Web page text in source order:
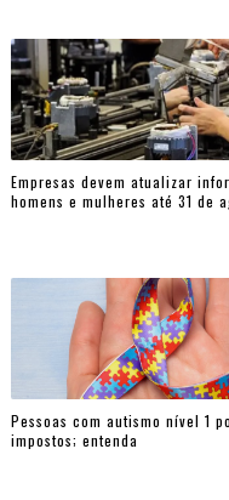
Empresas devem atualizar
homens e mulheres até 31 de
Pessoas com autismo nível 1
impostos; entenda